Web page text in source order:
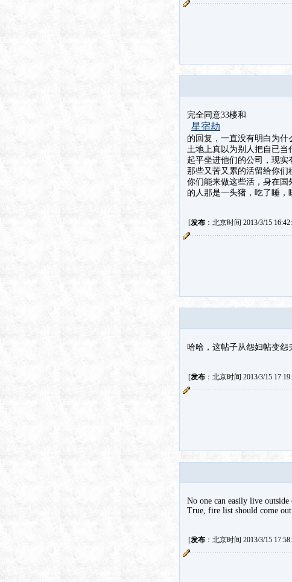
完全同意33楼和
星宿劫
的回复，一直没有明白为
土地上真以为别人把自已
起平坐进他们的公司，现
那些又苦又累的活留给你们
你们能来做这些活，身在
的人那是一头猪，吃了睡，
[发布：北京时间 2013/3/15
哈哈，这帖子从怨妇帖变怨
[发布：北京时间 2013/3/15
No one can easily live
True, fire list should come
[发布：北京时间 2013/3/15